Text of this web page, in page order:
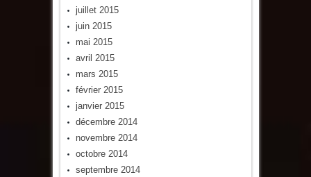
juillet 2015
juin 2015
mai 2015
avril 2015
mars 2015
février 2015
janvier 2015
décembre 2014
novembre 2014
octobre 2014
septembre 2014